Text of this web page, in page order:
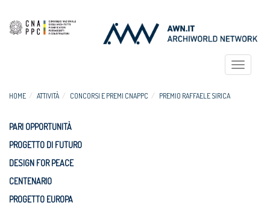
Toggle
HOME ATTIVITÀ CONCORSI E PREMI CNAPPC PREMIO RAFFAELE SIRICA
PARI OPPORTUNITÀ
PROGETTO DI FUTURO
DESIGN FOR PEACE
CENTENARIO
PROGETTO EUROPA